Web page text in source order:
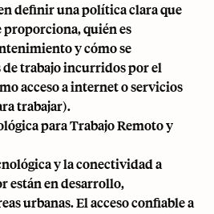
definir una política clara que
proporciona, quién es
y cómo se
de trabajo incurridos por el
acceso a internet o servicios
trabajar).
para Trabajo Remoto y
y la conectividad a
están en desarrollo,
urbanas. El acceso confiable a